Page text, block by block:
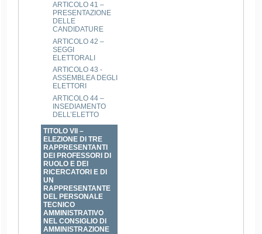
ARTICOLO 41 –
PRESENTAZIONE
DELLE
CANDIDATURE
ARTICOLO 42 –
SEGGI
ELETTORALI
ARTICOLO 43 -
ASSEMBLEA DEGLI
ELETTORI
ARTICOLO 44 –
INSEDIAMENTO
DELL’ELETTO
TITOLO VII –
ELEZIONE DI TRE
RAPPRESENTANTI
DEI PROFESSORI DI
RUOLO E DEI
RICERCATORI E DI
UN
RAPPRESENTANTE
DEL PERSONALE
TECNICO
AMMINISTRATIVO
NEL CONSIGLIO DI
AMMINISTRAZIONE